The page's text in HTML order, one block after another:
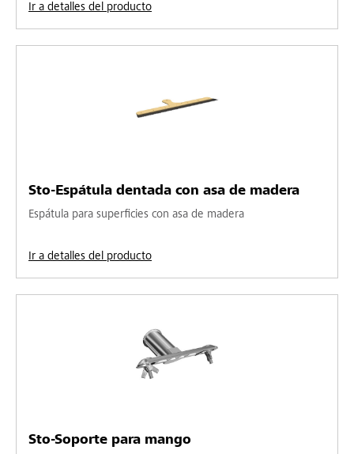
Ir a detalles del producto
Sto-Espátula dentada con asa de madera
Espátula para superficies con asa de madera
Ir a detalles del producto
Sto-Soporte para mango